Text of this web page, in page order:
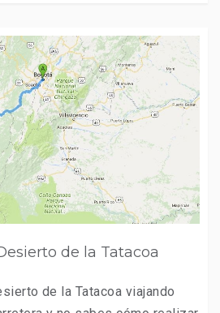
de la Tatacoa
de la Tatacoa viajando